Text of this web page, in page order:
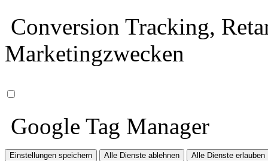
Conversion Tracking,
Marketingzwecken
Google Tag Manager
Einstellungen speichern Alle Dienste ablehnen Alle Dienste erlauben